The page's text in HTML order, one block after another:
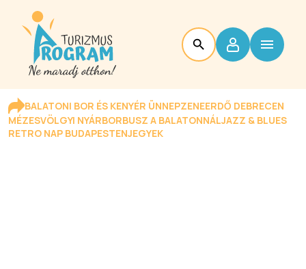
BALATONI BOR ÉS KENYÉR ÜNNEPZENEERDŐ DEBRECEN
MÉZESVÖLGYI NYÁRBORBUSZ A BALATONNÁLJAZZ & BLUES
RETRO NAP BUDAPESTENJEGYEK